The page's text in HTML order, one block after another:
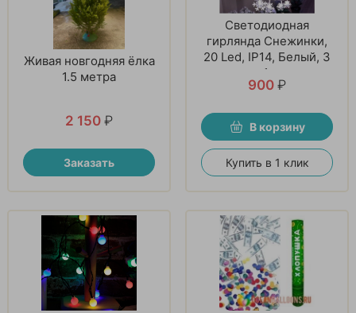
Живая новгодняя ёлка
1.5 метра
2 150 ₽
Заказать
Светодиодная
гирлянда Снежинки,
20 Led, IP14, Белый, 3
м. 1 шт
900 ₽
В корзину
Купить в 1 клик